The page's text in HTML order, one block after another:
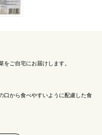
ご自宅にお届けします。
口から食べやすいように配慮した食